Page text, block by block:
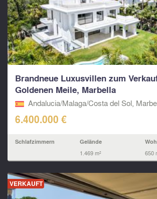
Brandneue Luxusvillen zum
Goldenen Meile, Marbella
Andalucia/Malaga/Costa del Sol,
6.400.000 €
Schlafzimmern Gelände
1.469 m² 650
VERKAUFT